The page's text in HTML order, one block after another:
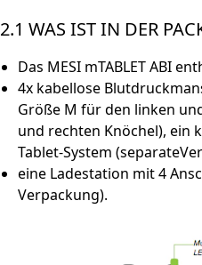
2.1 WAS IST IN DER
Das MESI mTABLET ABI
4x kabellose
Größe M für den linken
und rechten Knöchel), ein
Tablet-System
eine Ladestation mit 4
Verpackung).